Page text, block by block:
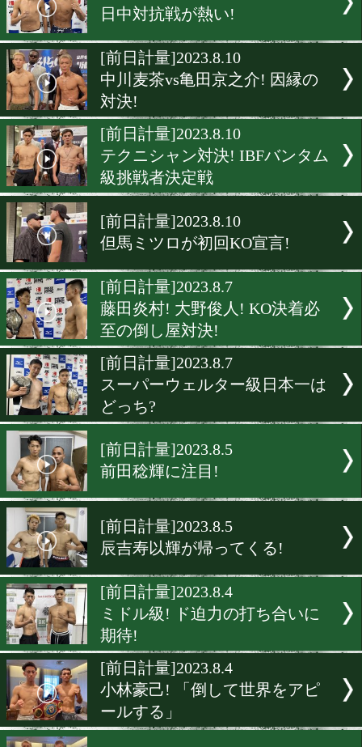
[前日計量]2023.8.19
中部のホープ・英豪が計量
ス!
[前日計量]2023.8.16
三代大訓が覚悟の再起戦
[前日計量]2023.8.16
日中対抗戦が熱い!
[前日計量]2023.8.10
中川麦茶vs亀田京之介! 因
対決!
[前日計量]2023.8.10
テクニシャン対決! IBFバ
[前日計量]2023.8.10
藤田炎村! 大野俊人! KO決
至の倒し屋対決!
[前日計量]2023.8.7
スーパーウェルター級日本
どっち?